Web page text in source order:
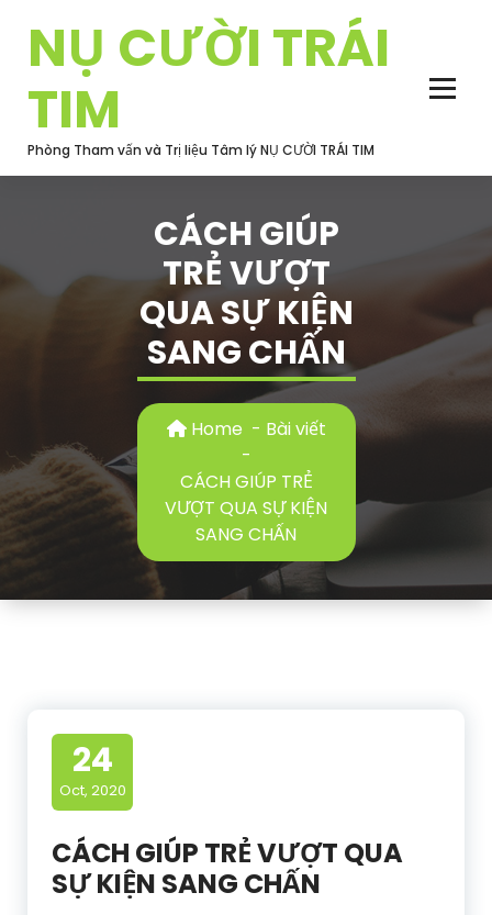
contentNỤ CƯỜI TRÁI
TIM
Phòng Tham vấn và Trị liệu Tâm lý NỤ CƯỜI TRÁI TIM
CÁCH GIÚP
TRẺ VƯỢT
QUA SỰ KIỆN
SANG CHẤN
Home - Bài viết
-
CÁCH GIÚP TRẺ
VƯỢT QUA SỰ KIỆN
SANG CHẤN
24
Oct, 2020
CÁCH GIÚP TRẺ VƯỢT QUA
SỰ KIỆN SANG CHẤN